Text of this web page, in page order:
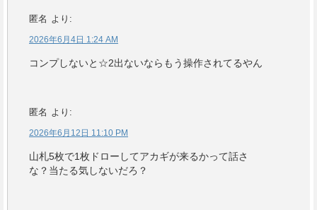
匿名 より:
2026年6月4日 1:24 AM
コンプしないと☆2出ないならもう操作されてるやん
匿名 より:
2026年6月12日 11:10 PM
山札5枚で1枚ドローしてアカギが来るかって話さ
な？当たる気しないだろ？